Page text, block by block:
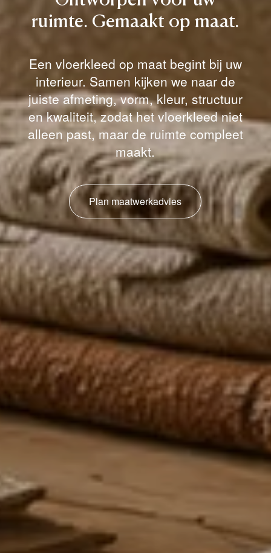
ruimte. Gemaakt op maat.
Een vloerkleed op maat begint bij uw
interieur. Samen kijken we naar de
juiste afmeting, vorm, kleur, structuur
en kwaliteit, zodat het vloerkleed niet
alleen past, maar de ruimte compleet
maakt.
Plan maatwerkadvies